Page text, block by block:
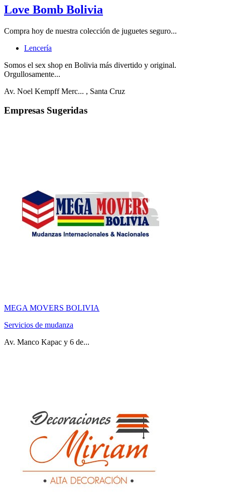
Love Bomb Bolivia
Compra hoy de nuestra colección de juguetes seguro...
Lencería
Somos el sex shop en Bolivia más divertido y original.
Orgullosamente...
Av. Noel Kempff Merc... , Santa Cruz
Empresas Sugeridas
MEGA MOVERS BOLIVIA
Servicios de mudanza
Av. Manco Kapac y 6 de...